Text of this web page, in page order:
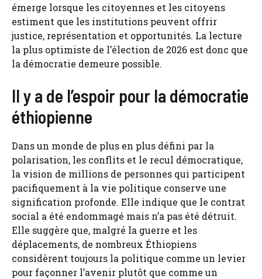
émerge lorsque les citoyennes et les citoyens
estiment que les institutions peuvent offrir
justice, représentation et opportunités. La lecture
la plus optimiste de l’élection de 2026 est donc que
la démocratie demeure possible.
Il y a de l’espoir pour la démocratie
éthiopienne
Dans un monde de plus en plus défini par la
polarisation, les conflits et le recul démocratique,
la vision de millions de personnes qui participent
pacifiquement à la vie politique conserve une
signification profonde. Elle indique que le contrat
social a été endommagé mais n’a pas été détruit.
Elle suggère que, malgré la guerre et les
déplacements, de nombreux Éthiopiens
considèrent toujours la politique comme un levier
pour façonner l’avenir plutôt que comme un